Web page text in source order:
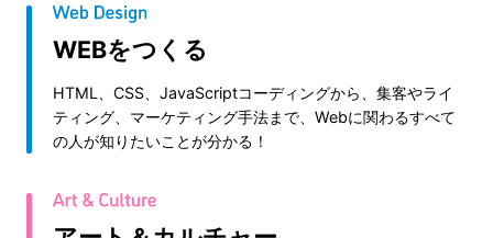
WEBをつくる
HTML、CSS、JavaScriptコーディングから、集客やライ
ティング、マーケティング手法まで、Webに関わるすべて
の人が知りたいことが分かる！